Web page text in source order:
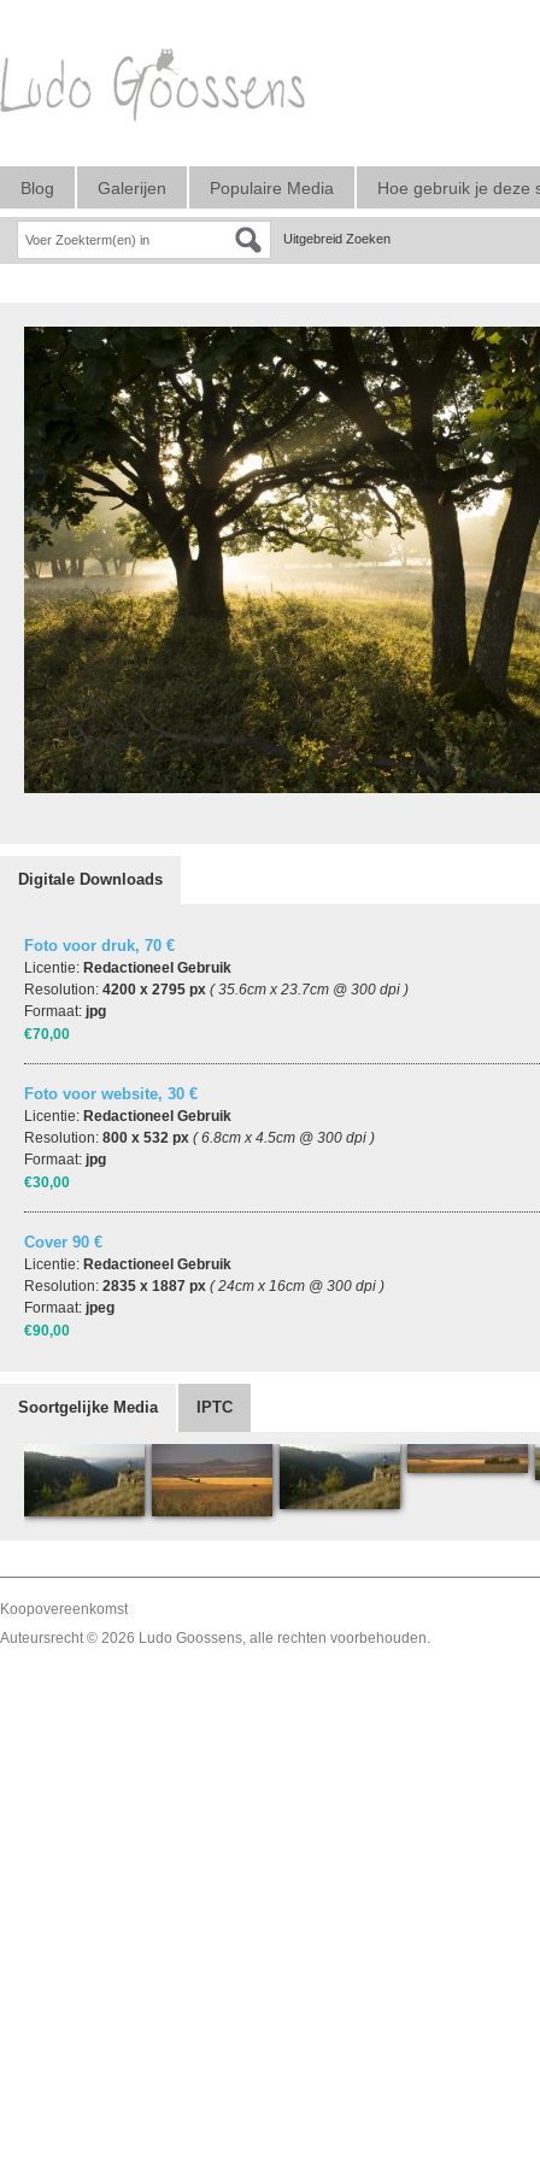
Blog Galerijen Populaire Media Hoe gebruik je deze
Uitgebreid Zoeken
Digitale Downloads
Foto voor druk, 70 €
Licentie: Redactioneel Gebruik
Resolution: 4200 x 2795 px ( 35.6cm x 23.7cm @ 300 dpi )
Formaat: jpg
€70,00
Foto voor website, 30 €
Licentie: Redactioneel Gebruik
Resolution: 800 x 532 px ( 6.8cm x 4.5cm @ 300 dpi )
Formaat: jpg
€30,00
Cover 90 €
Licentie: Redactioneel Gebruik
Resolution: 2835 x 1887 px ( 24cm x 16cm @ 300 dpi )
Formaat: jpeg
€90,00
Soortgelijke Media IPTC
Koopovereenkomst
Auteursrecht © 2026 Ludo Goossens, alle rechten voorbehouden.